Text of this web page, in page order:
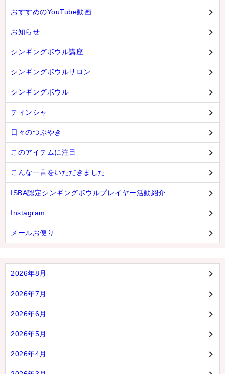
おすすめのYouTube動画
お知らせ
シンギングボウル講座
シンギングボウルサロン
シンギングボウル
ティンシャ
日々のつぶやき
このアイテムに注目
こんな一言をいただきました
ISBA認定シンギングボウルプレイヤー活動紹介
Instagram
メールお便り
2026年8月
2026年7月
2026年6月
2026年5月
2026年4月